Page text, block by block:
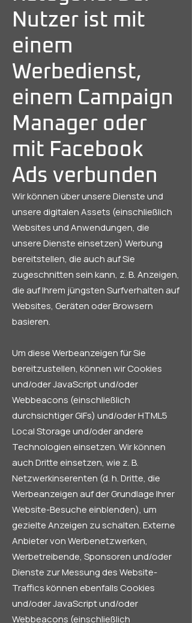
Nutzer ist mit
einem
Werbedienst,
einem Campaign
Manager oder
mit Facebook
Ads verbunden
Wir können über unsere Dienste und
unsere digitalen Assets (einschließlich
Websites und Anwendungen, die
unsere Dienste einsetzen) Werbung
bereitstellen, die auch auf Sie
zugeschnitten sein kann, z. B. Anzeigen,
die auf Ihrem jüngsten Surfverhalten auf
Websites, Geräten oder Browsern
basieren.
Um diese Werbeanzeigen für Sie
bereitzustellen, können wir Cookies
und/oder JavaScript und/oder
Webbeacons (einschließlich
durchsichtiger GIFs) und/oder HTML5
Local Storage und/oder andere
Technologien einsetzen. Wir können
auch Dritte einsetzen, wie z. B.
Netzwerkinserenten (d. h. Dritte, die
Werbeanzeigen auf der Grundlage Ihrer
Website-Besuche einblenden), um
gezielte Anzeigen zu schalten. Externe
Anbieter von Werbenetzwerken,
Werbetreibende, Sponsoren und/oder
Dienste zur Messung des Website-
Traffics können ebenfalls Cookies
und/oder JavaScript und/oder
Webbeacons (einschließlich